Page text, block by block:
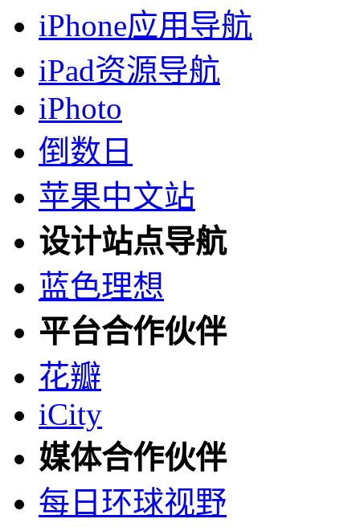
iPhone应用导航
iPad资源导航
iPhoto
倒数日
苹果中文站
设计站点导航
蓝色理想
平台合作伙伴
花瓣
iCity
媒体合作伙伴
每日环球视野